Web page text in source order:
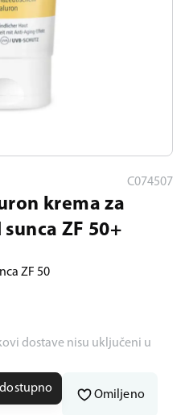
C074507
krema za
ZF 50+
ZF 50
dostave nisu uključeni u
Omiljeno